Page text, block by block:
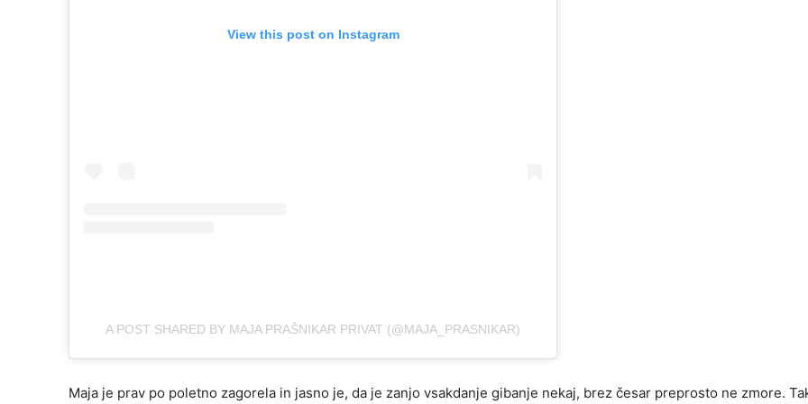
View this post on Instagram
A POST SHARED BY MAJA PRAŠNIKAR PRIVAT (@MAJA_PRASNIKAR)
Maja je prav po poletno zagorela in jasno je, da je zanjo vsakdanje gibanje nekaj, brez česar preprosto ne zmore.